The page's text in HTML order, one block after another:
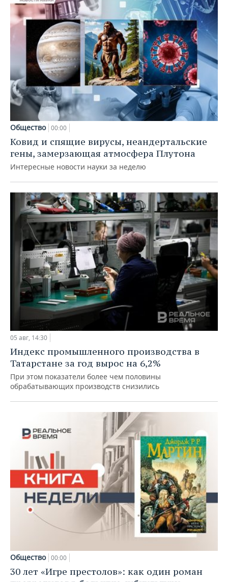
Общество 00:00
Ковид и спящие вирусы, неандертальские
гены, замерзающая атмосфера Плутона
Интересные новости науки за неделю
05 авг, 14:30
Индекс промышленного производства в
Татарстане за год вырос на 6,2%
При этом показатели более чем половины
обрабатывающих производств снизились
Общество 00:00
30 лет «Игре престолов»: как один роман